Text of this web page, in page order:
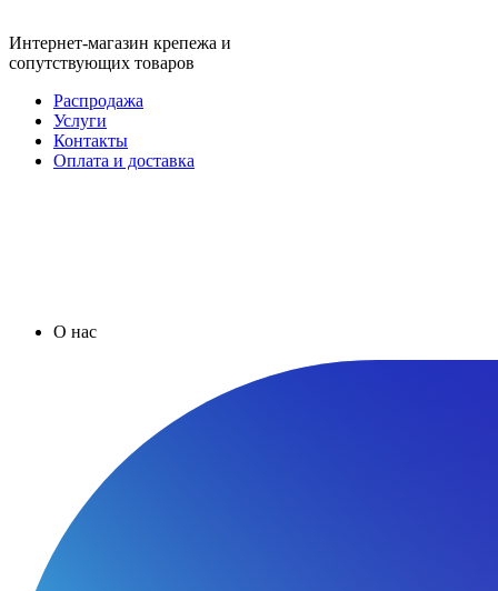
Интернет-магазин крепежа и
сопутствующих товаров
Распродажа
Услуги
Контакты
Оплата и доставка
О нас